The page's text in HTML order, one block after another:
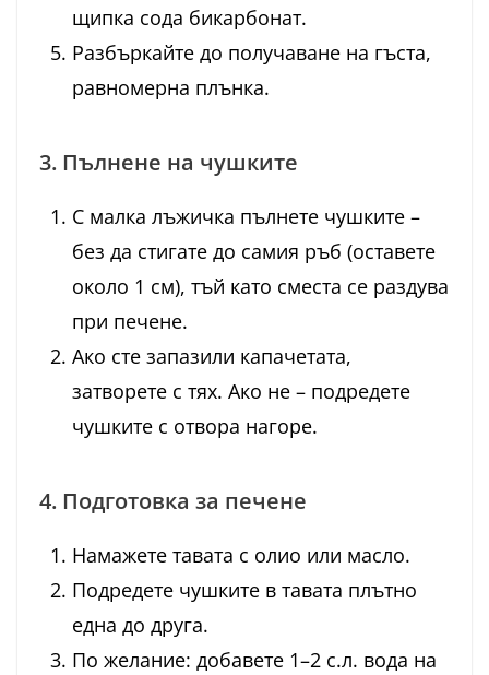
щипка сода бикарбонат.
Разбъркайте до получаване на гъста,
равномерна плънка.
3. Пълнене на чушките
С малка лъжичка пълнете чушките –
без да стигате до самия ръб (оставете
около 1 см), тъй като сместа се раздува
при печене.
Ако сте запазили капачетата,
затворете с тях. Ако не – подредете
чушките с отвора нагоре.
4. Подготовка за печене
Намажете тавата с олио или масло.
Подредете чушките в тавата плътно
една до друга.
По желание: добавете 1–2 с.л. вода на